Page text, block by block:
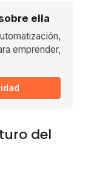
ella
emprender,
del